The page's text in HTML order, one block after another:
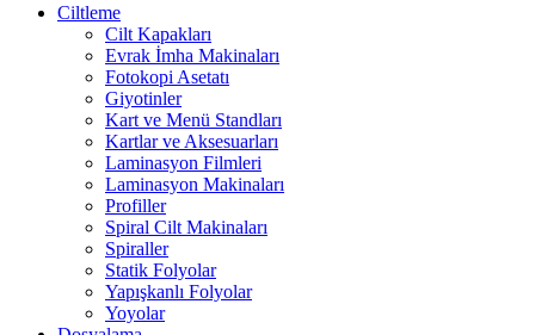
Ciltleme
Cilt Kapakları
Evrak İmha Makinaları
Fotokopi Asetatı
Giyotinler
Kart ve Menü Standları
Kartlar ve Aksesuarları
Laminasyon Filmleri
Laminasyon Makinaları
Profiller
Spiral Cilt Makinaları
Spiraller
Statik Folyolar
Yapışkanlı Folyolar
Yoyolar